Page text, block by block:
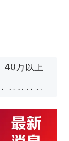
首都的国
就能让航
强？
钟抢收完